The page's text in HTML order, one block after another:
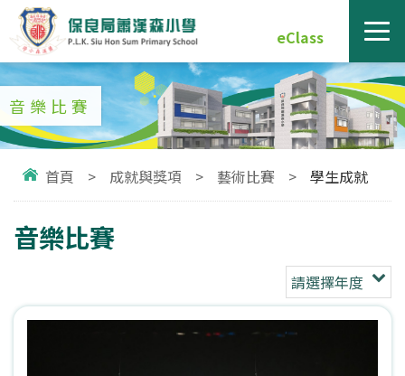
eClass
音樂比賽
首頁 > 成就與獎項 > 藝術比賽 > 學生成就
音樂比賽
請選擇年度